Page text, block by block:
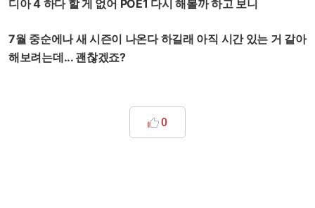
디아 4하다 할 게 없어 POE1 다시 해볼까 하고 보니
7월 중순에나 새 시즌이 나온다 하길래 아직 시간 있는 거 같아
해보려는데... 괜찮겠죠?
0